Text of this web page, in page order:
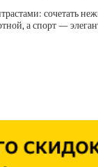
сочетать
а спорт —